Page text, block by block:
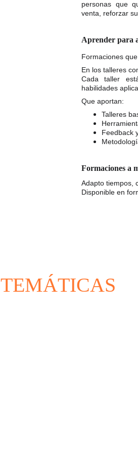
personas que
venta, reforzar
Aprender para
Formaciones
​En los talleres
Cada taller
habilidades
​​​Que aportan:
Talleres
Feedback
Formaciones a
Adapto tiempos,
Disponible en
TEMÁTICAS